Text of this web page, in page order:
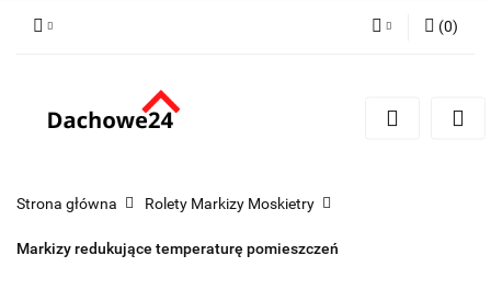
Zarejestruj się
(0)
Strona główna Rolety Markizy Moskietry
Markizy redukujące temperaturę pomieszczeń